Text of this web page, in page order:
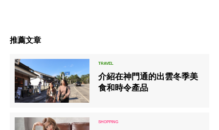
推薦文章
介紹在神門通的出雲冬季美
食和時令產品